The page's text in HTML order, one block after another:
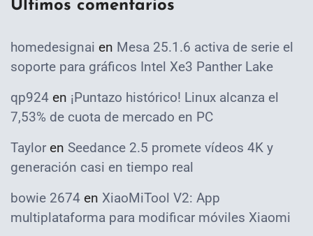
Ultimos comentarios
homedesignai en Mesa 25.1.6 activa de serie el
soporte para gráficos Intel Xe3 Panther Lake
qp924 en ¡Puntazo histórico! Linux alcanza el
7,53% de cuota de mercado en PC
Taylor en Seedance 2.5 promete vídeos 4K y
generación casi en tiempo real
bowie 2674 en XiaoMiTool V2: App
multiplataforma para modificar móviles Xiaomi